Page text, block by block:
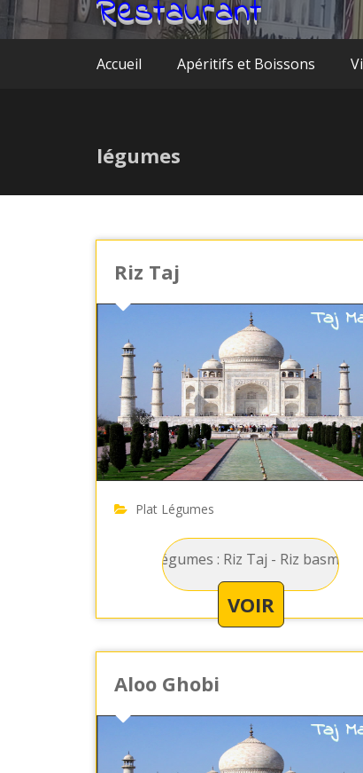
Restaurant
Accueil Apéritifs et Boissons
légumes
Riz Taj
Plat Légumes
Légumes : Riz Taj - Riz basmati mélangé
VOIR
Aloo Ghobi